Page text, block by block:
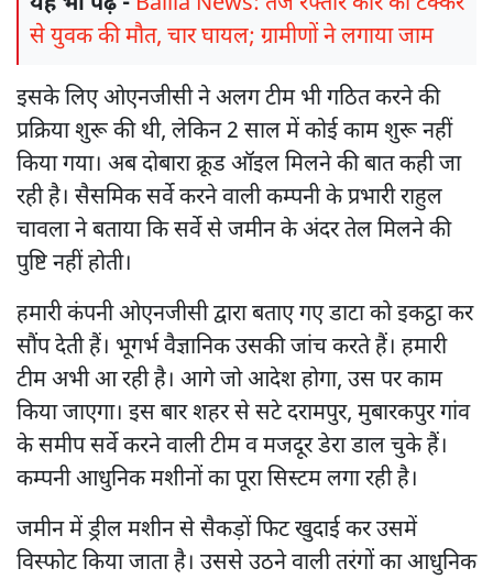
से युवक की मौत, चार घायल; ग्रामीणों ने लगाया जाम
इसके लिए ओएनजीसी ने अलग टीम भी गठित करने की
प्रक्रिया शुरू की थी, लेकिन 2 साल में कोई काम शुरू नहीं
किया गया। अब दोबारा क्रूड ऑइल मिलने की बात कही जा
रही है। सैसमिक सर्वे करने वाली कम्पनी के प्रभारी राहुल
चावला ने बताया कि सर्वे से जमीन के अंदर तेल मिलने की
पुष्टि नहीं होती।
हमारी कंपनी ओएनजीसी द्वारा बताए गए डाटा को इकट्ठा कर
सौंप देती हैं। भूगर्भ वैज्ञानिक उसकी जांच करते हैं। हमारी
टीम अभी आ रही है। आगे जो आदेश होगा, उस पर काम
किया जाएगा। इस बार शहर से सटे दरामपुर, मुबारकपुर गांव
के समीप सर्वे करने वाली टीम व मजदूर डेरा डाल चुके हैं।
कम्पनी आधुनिक मशीनों का पूरा सिस्टम लगा रही है।
जमीन में ड्रील मशीन से सैकड़ों फिट खुदाई कर उसमें
विस्फोट किया जाता है। उससे उठने वाली तरंगों का आधुनिक